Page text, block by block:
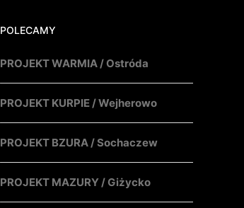
POLECAMY
PROJEKT WARMIA / Ostróda
PROJEKT KURPIE / Wejherowo
PROJEKT BZURA / Sochaczew
PROJEKT MAZURY / Giżycko